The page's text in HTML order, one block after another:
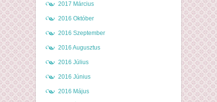
2017 Március
2016 Október
2016 Szeptember
2016 Augusztus
2016 Július
2016 Június
2016 Május